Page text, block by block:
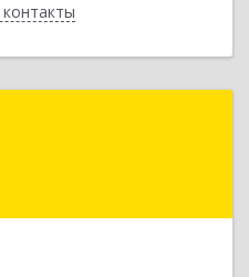
Илимск г, Дружбы